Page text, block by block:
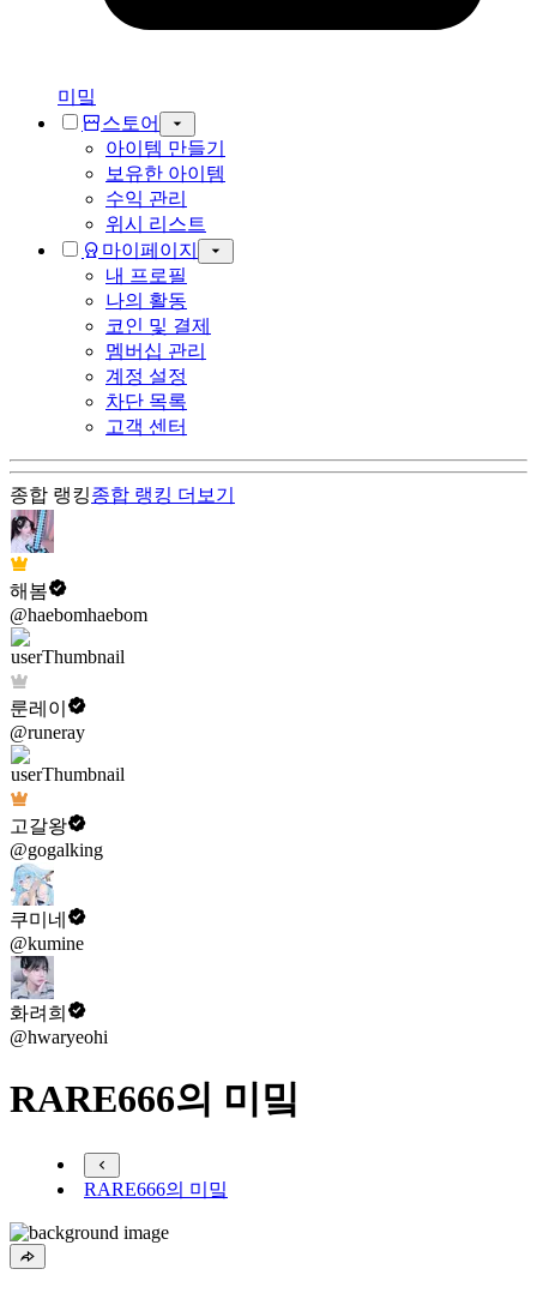
미밐
스토어
아이템 만들기
보유한 아이템
수익 관리
위시 리스트
마이페이지
내 프로필
나의 활동
코인 및 결제
멤버십 관리
계정 설정
차단 목록
고객 센터
종합 랭킹종합 랭킹 더보기
해봄
@haebomhaebom
룬레이
@runeray
고갈왕
@gogalking
쿠미네
@kumine
화려희
@hwaryeohi
RARE666의 미밐
RARE666의 미밐